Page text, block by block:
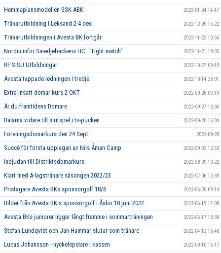
Hemmaplansmodellen SSK-ABK 2023-01-24 14:47
Tränarutbildning i Leksand 2-4 dec 2022-12-05 15:22
Tränarutbildningen i Avesta BK fortgår 2022-11-22 10:56
Nordin inför Smedjebackens HC: "Tight match" 2022-11-21 19:35
RF SISU Utbildningar 2022-10-27 09:49
Avesta tappade ledningen i tredje 2022-10-14 23:01
Extra insatt domar kurs 2 OKT 2022-09-28 09:19
Är du framtidens Domare 2022-09-27 12:36
Dalarna vidare till slutspel i tv-pucken 2022-09-20 16:04
Föreningsdomarkurs den 24 Sept 2022-09-20
Succé för första upplagan av Nils Åman Camp 2022-09-03 12:53
Inbjudan till Distriktsdomarkurs 2022-08-09 10:22
Klart med A-lagstränare säsongen 2022/23 2022-07-06 10:39
Pristagare Avesta BKs sponsorgolf 18/6 2022-06-20 09:14
Bilder från Avesta BK:s sponsorgolf i Åsbo 18 juni 2022 2022-06-19 14:08
Avesta BKs juniorer ligger långt framme i sommarträningen 2022-06-17 13:38
Stefan Lundqvist och Jan Hammar slutar som tränare 2022-04-12 16:48
Lucas Johansson - nyckelspelare i kassen 2022-03-10 16:17